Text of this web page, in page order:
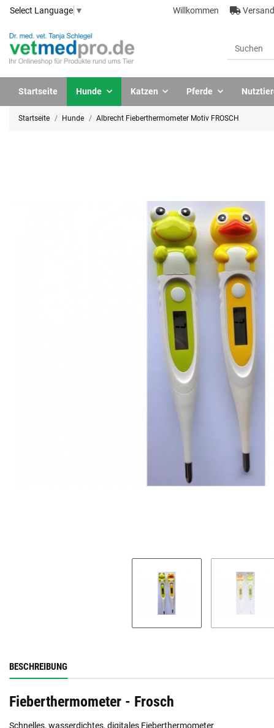
Select Language ▼ Willkommen
Hunde Katzen Pferde
Startseite
Startseite Hunde Albrecht Fieberthermometer Motiv FROSCH
BESCHREIBUNG
Fieberthermometer - Frosch
Schnelles, wasserdichtes, digitales Fieberthermometer